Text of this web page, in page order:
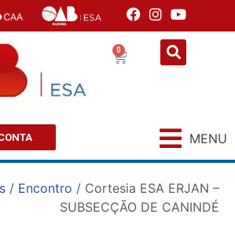
0
MENU
/ Encontro / Cortesia ESA ERJAN –
SUBSECÇÃO DE CANINDÉ